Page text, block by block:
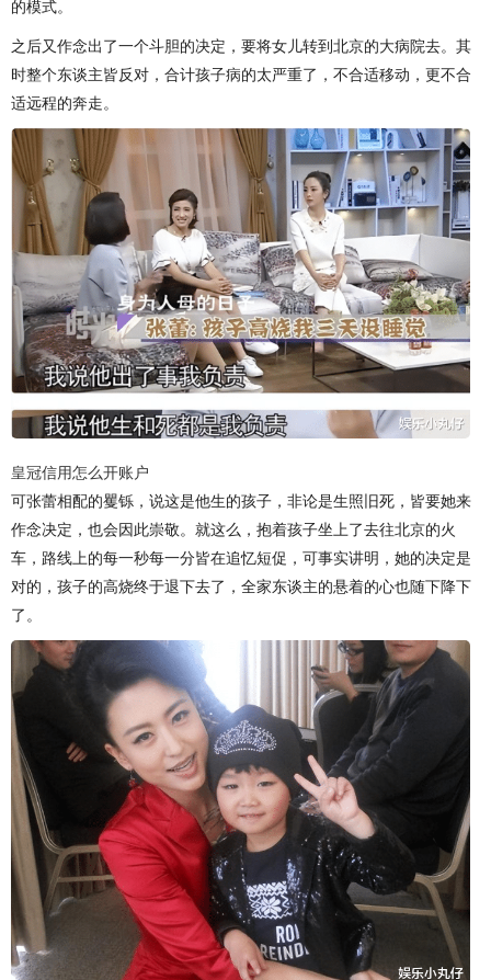
的模式。
之后又作念出了一个斗胆的决定，要将女儿转到北京的大病院去。其
时整个东谈主皆反对，合计孩子病的太严重了，不合适移动，更不合
适远程的奔走。
皇冠信用怎么开账户
可张蕾相配的矍铄，说这是他生的孩子，非论是生照旧死，皆要她来
作念决定，也会因此崇敬。就这么，抱着孩子坐上了去往北京的火
车，路线上的每一秒每一分皆在追忆短促，可事实讲明，她的决定是
对的，孩子的高烧终于退下去了，全家东谈主的悬着的心也随下降下
了。